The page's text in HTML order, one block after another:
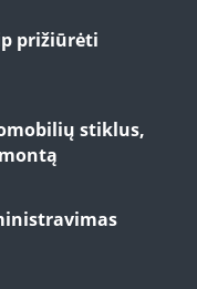
prižiūrėti
stiklus,